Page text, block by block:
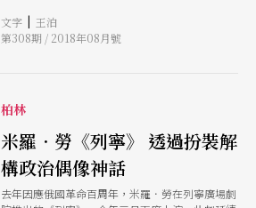
賽兒對支持者的謝詞閉幕，首尾設計無疑達到了儀
式感的完滿。
劇，又如何克服巨大的集體性心理創傷。而另一方
面，劇中帶入的兒童戲劇教育理念，也讓人反思當
文字 | 王泊
第308期 / 2018年08月號
柏林
米羅．勞《列寧》 透過扮裝解
構政治偶像神話
去年因應俄國革命百周年，米羅．勞在列寧廣場劇